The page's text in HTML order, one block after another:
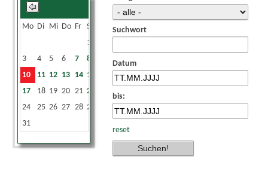
Mo Di Mi Do Fr Sa
1
3
4 5 6 7 8
10
11 12 13 14 15
17
18 19 20 21 22
24
25 26 27 28 29
31
Suchwort
Datum
bis:
reset